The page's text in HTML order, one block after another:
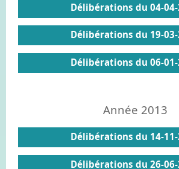
Délibérations du 04-
Délibérations du 19-
Délibérations du 06-
Année 2013
Délibérations du 14-11-
Délibérations du 26-06-